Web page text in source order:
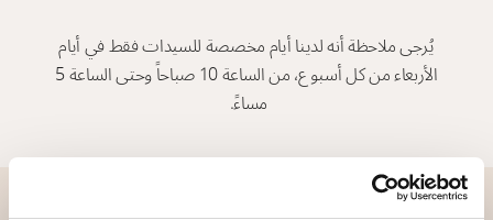
يُرجى ملاحظة أنه لدينا أيام مخصصة للسيدات فقط في أيام
الأربعاء من كل أسبوع، من الساعة 10 صباحاً وحتى الساعة 5
مساءً.
موقع